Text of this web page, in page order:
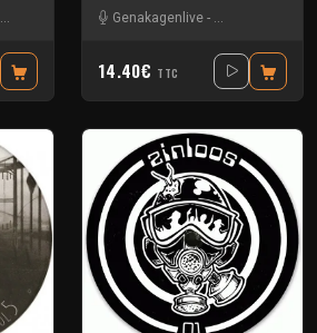
Dj cyclone Dj Frantik-Fky -Floxytek
Genakagenlive - Les enfants
14.40€ TTC